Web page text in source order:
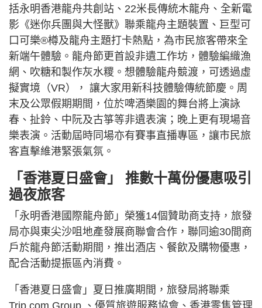
括永明香港龍舟共創站、22米長傳統木龍舟、全新電
影《迷你兵團與大怪獸》聯乘龍舟主題裝置、巨型可
口可樂®樽及龍舟主題打卡熱點，為市民旅客帶來全
新端午體驗。龍舟節更首設非遺工作坊，體驗編織漁
網、吹糖和製作灰水糭。想體驗龍舟競渡，可透過虛
擬實境（VR）， 讓大家用新科技體驗傳統節慶。周
末及公眾假期期間，位於啤酒樂園的舞台將上演詠
春、扯鈴、中阮及古箏等非遺表演；晚上更有現場音
樂表演。活動屆時同場亦有賽事直播專區，讓市民旅
客直擊維港緊張氣氛。
「香港夏日盛會」 推數十萬份優惠吸引
過夜旅客
「永明香港國際龍舟節」榮獲14個贊助商支持，旅發
局亦與東尖沙咀地產發展商聯會合作，聯同逾30間商
戶於龍舟節活動期間，推出酒店、餐飲及購物優惠，
配合活動提振區內消費。
「香港夏日盛會」夏日推廣期間，旅發局將聯乘